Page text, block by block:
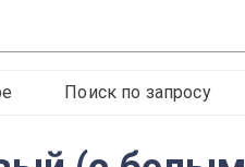
Поиск по запросу